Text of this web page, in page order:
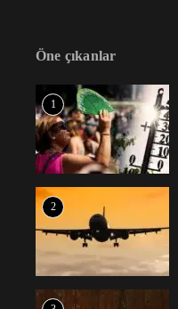
Öne çıkanlar
1
2